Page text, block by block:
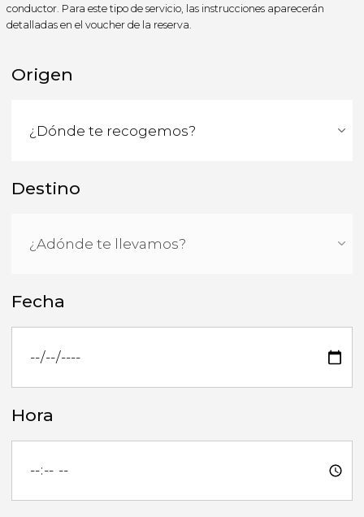
conductor. Para este tipo de servicio, las instrucciones aparecerán
detalladas en el voucher de la reserva.
Origen
Destino
Fecha
Hora